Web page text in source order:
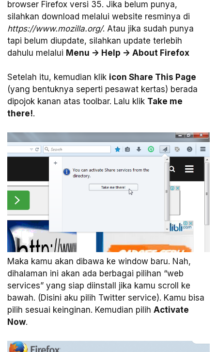
browser Firefox versi 35. Jika belum punya,
silahkan download melalui website resminya di
https://www.mozilla.org/. Atau jika sudah punya
tapi belum diupdate, silahkan update terlebih
dahulu melalui Menu -> Help -> About Firefox
Setelah itu, kemudian klik icon Share This Page
(yang bentuknya seperti pesawat kertas) berada
dipojok kanan atas toolbar. Lalu klik Take me
there!.
Maka kamu akan dibawa ke window baru. Nah,
dihalaman ini akan ada berbagai pilihan “web
services” yang siap diinstall jika kamu scroll ke
bawah. (Disini aku pilih Twitter service). Kamu bisa
pilih sesuai keinginan. Kemudian pilih Activate
Now.